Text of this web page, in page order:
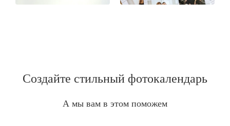
Создайте стильный фотокалендарь
А мы вам в этом поможем